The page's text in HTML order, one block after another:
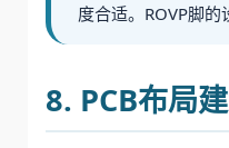
度合适。ROVP脚
8. PCB布局